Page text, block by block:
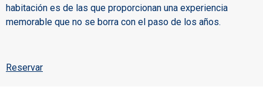
habitación es de las que proporcionan una experiencia
memorable que no se borra con el paso de los años.
Reservar